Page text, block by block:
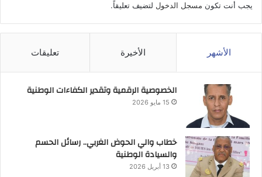
يجب أنت تكون مسجل الدخول لتضيف تعليقاً.
الأشهر الأخيرة تعليقات
الخصوصية الرقمية وتقدير الكفاءات الوطنية
15 مايو 2026
خطاب والي الحوض الغربي.. رسائل الحسم
والسيادة الوطنية
13 أبريل 2026